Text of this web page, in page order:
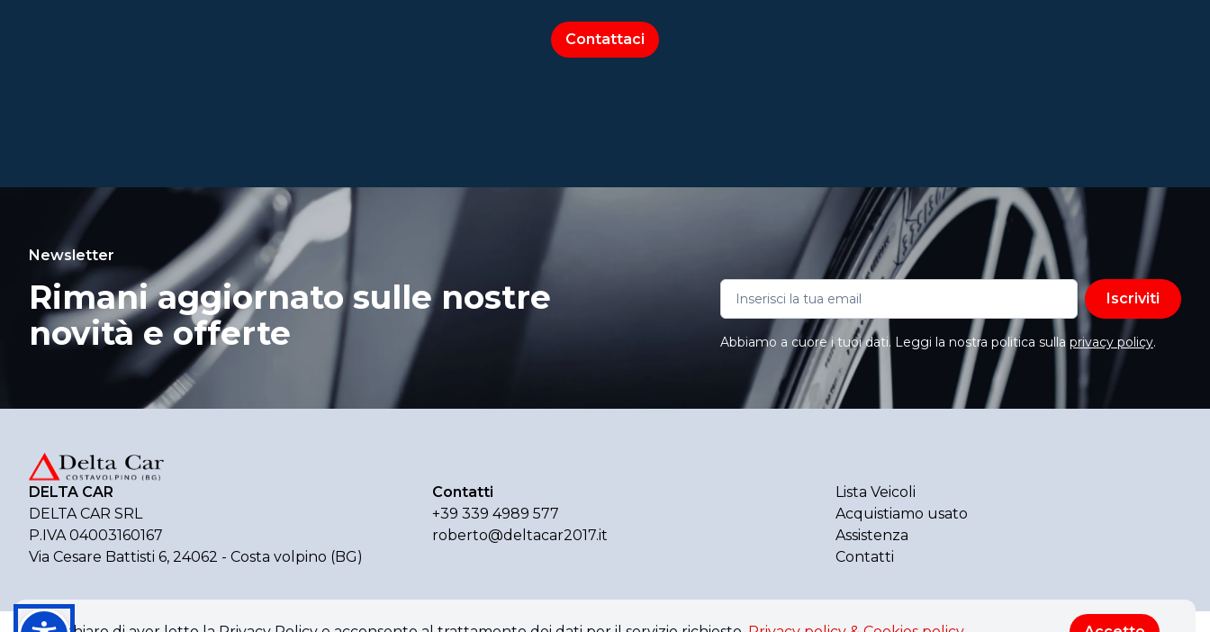
Contattaci
Newsletter
Rimani aggiornato sulle nostre
novità e offerte
Iscriviti
Abbiamo a cuore i tuoi dati. Leggi la nostra politica sulla privacy policy.
DELTA CAR
DELTA CAR SRL
P.IVA 04003160167
Via Cesare Battisti 6, 24062 - Costa volpino (BG)
Contatti
+39 339 4989 577
roberto@deltacar2017.it
Lista Veicoli
Acquistiamo usato
Assistenza
Contatti